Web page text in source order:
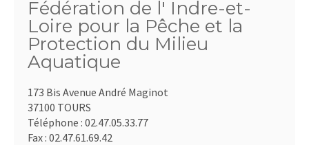
Fédération de l' Indre-et-
Loire pour la Pêche et la
Protection du Milieu
Aquatique
173 Bis Avenue André Maginot
37100 TOURS
Téléphone : 02.47.05.33.77
Fax : 02.47.61.69.42